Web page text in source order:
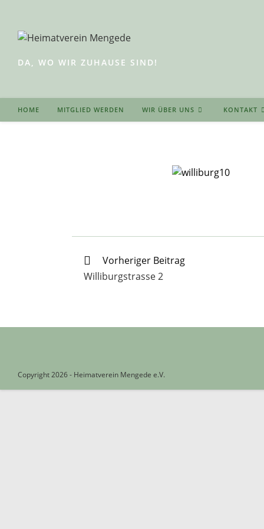
springen
DA, WO WIR ZUHAUSE SIND!
HOME MITGLIED WERDEN WIR ÜBER UNS KONTAKT
Weitere
Artikel
ansehen
Vorheriger Beitrag
Williburgstrasse 2
Copyright 2026 - Heimatverein Mengede e.V.